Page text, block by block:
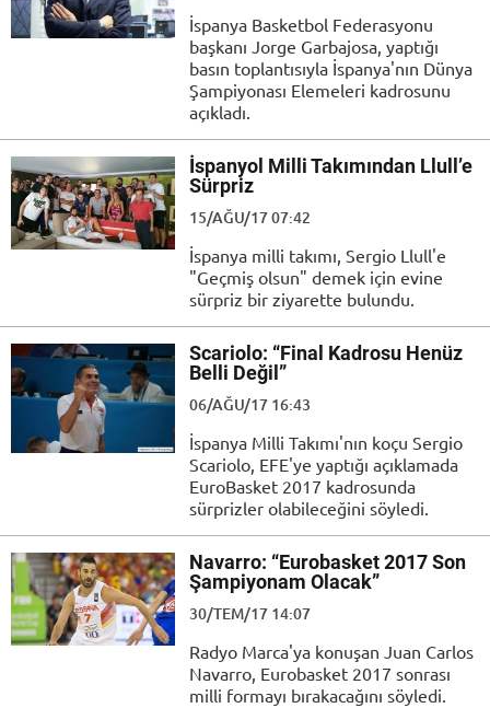
İspanya Basketbol Federasyonu
başkanı Jorge Garbajosa, yaptığı
basın toplantısıyla İspanya'nın Dünya
Şampiyonası Elemeleri kadrosunu
açıkladı.
İspanyol Milli Takımından Llull’e
Sürpriz
15/AĞU/17 07:42
İspanya milli takımı, Sergio Llull'e
"Geçmiş olsun" demek için evine
sürpriz bir ziyarette bulundu.
Scariolo: “Final Kadrosu Henüz
Belli Değil”
06/AĞU/17 16:43
İspanya Milli Takımı'nın koçu Sergio
Scariolo, EFE'ye yaptığı açıklamada
EuroBasket 2017 kadrosunda
sürprizler olabileceğini söyledi.
Navarro: “Eurobasket 2017 Son
Şampiyonam Olacak”
30/TEM/17 14:07
Radyo Marca'ya konuşan Juan Carlos
Navarro, Eurobasket 2017 sonrası
milli formayı bırakacağını söyledi.